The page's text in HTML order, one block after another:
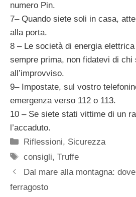
numero Pin.
7– Quando siete soli in casa,
alla porta.
8 – Le società di energia
sempre prima, non fidatevi di chi
all’improvviso.
9– Impostate, sul vostro
emergenza verso 112 o 113.
10 – Se siete stati vittime di un
l’accaduto.
Categorie
Riflessioni, Sicurezza
Tag
consigli,Truffe
Dal mare alla montagna:
ferragosto